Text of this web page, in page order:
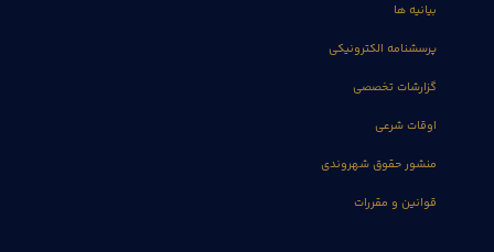
بیانیه ها
پرسشنامه الکترونیکی
گزارشات تخصصی
اوقات شرعی
منشور حقوق شهروندی
قوانین و مقررات